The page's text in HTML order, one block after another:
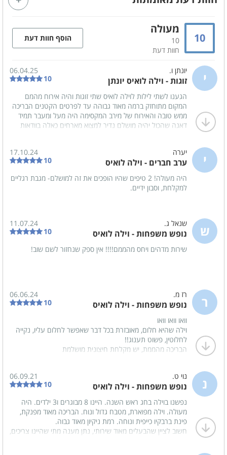
כבלים - HOT
אינטרנט אלחוטי (WIFI)
פינת אוכל
קהל יעד
משפחות
זוגות
מטבח מאובזר
כיריים גז
תמי 4
נוף
כלול באירוח
תה
סוכר
מכונת קפה + קפסולות
10
מעולה
10
חוות דעת
הוסף חוות דעת
י יונתן ו.
זוגות - וילה לואיס יונתן
06.04.25
10
הגענו לשתי לילות לוילה לואיס שתי זוגות והיה אירוח מהמם
המקום מתוחזק ברמה מאוד גבוהה עד לפרטים הקטנים הבריכה
ממש טובה והאירוח של מירב המקסימה היה מעל ומעבר תמיד
דאגה שהכול יהיה מושלם נדיר למצוא מארחים כאלה בוודאות
י יערה
ערב חברים - וילה לואיס
17.10.24
10
היה מעולה! 2 טיפים שהיו הופכים את זה למושלם- מגבת רגליים
למקלחת, וסבון ידיים.
ש שנאל ג.
נופש משפחות - וילה לואיס
11.07.24
10
שירות מדהים ויחס מהממם!!!! אין ספק שנחזור לשם שוב!
ר רז מ.
נופש משפחות - וילה לואיס
06.06.24
10
וואו וואו וואו
וילה שהיא חלום, מאובזרת בכל דבר שאפשר לחלום עליו, נקייה
לחלוטין, פשוט תענוג!!
הבריכה מהממת, יש מקלחת חיצונית מושלמת
נ נוי ט.
נופש משפחות - וילה לואיס
06.09.21
10
נפשנו בוילה בחג ראש השנה. היינו 8 מבוגרים ו3 ילדים. היה
מעולה. וילה מפוארת, מטבח גדול ונוח. הבריכה מאוד מפנקת,
פינת ברבקיו כייפית ונוחה. רמת ניקיון מאוד גבוה.
חשוב לציין שהבעלים מאוד שירותי, נתן מענה מתי שהיינו צריכים,